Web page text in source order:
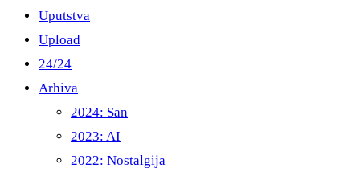
Uputstva
Upload
24/24
Arhiva
2024: San
2023: AI
2022: Nostalgija